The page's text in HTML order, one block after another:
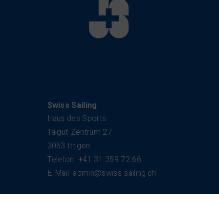
Swiss Sailing
Haus des Sports
Talgut-Zentrum 27
3063 Ittigen
Telefon +41 31 359 72 66
E-Mail admin@swiss-sailing.ch